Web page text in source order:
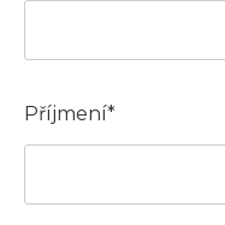
Příjmení*